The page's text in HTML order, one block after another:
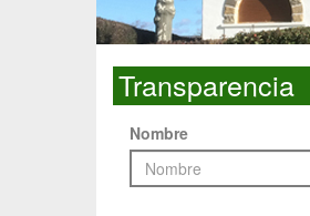
Transparencia
Nombre